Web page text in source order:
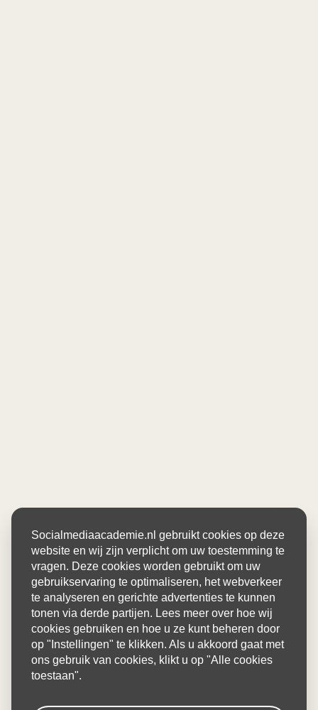
Socialmediaacademie.nl gebruikt cookies op deze
website en wij zijn verplicht om uw toestemming te
vragen. Deze cookies worden gebruikt om uw
gebruikservaring te optimaliseren, het webverkeer
te analyseren en gerichte advertenties te kunnen
tonen via derde partijen. Lees meer over hoe wij
cookies gebruiken en hoe u ze kunt beheren door
op "Instellingen" te klikken. Als u akkoord gaat met
ons gebruik van cookies, klikt u op "Alle cookies
toestaan".